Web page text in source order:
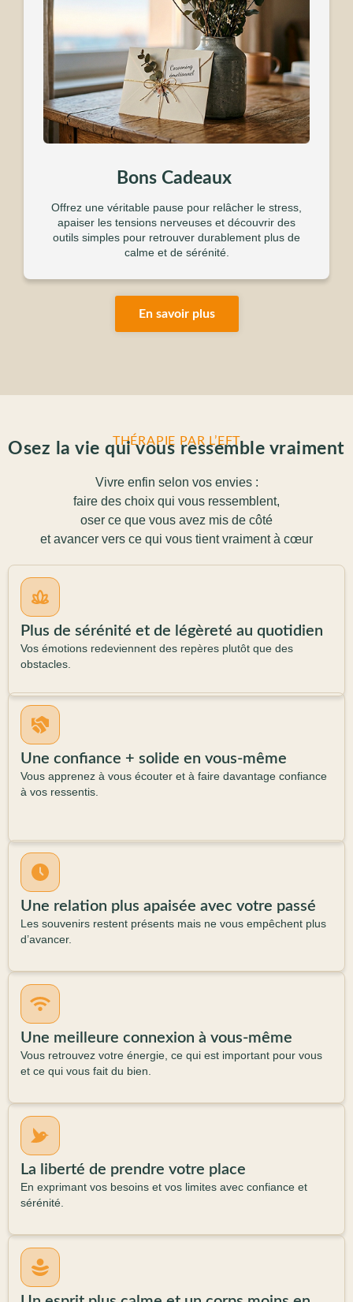
Bons Cadeaux
Offrez une véritable pause pour relâcher le stress,
apaiser les tensions nerveuses et découvrir des
outils simples pour retrouver durablement plus de
calme et de sérénité.
En savoir plus
THÉRAPIE PAR L’EFT
Osez la vie qui vous ressemble vraiment
Vivre enfin selon vos envies :
faire des choix qui vous ressemblent,
oser ce que vous avez mis de côté
et avancer vers ce qui vous tient vraiment à cœur
Plus de sérénité et de légèreté au quotidien
Vos émotions redeviennent des repères plutôt que des
obstacles.
Une confiance + solide en vous-même
Vous apprenez à vous écouter et à faire davantage confiance
à vos ressentis.
Une relation plus apaisée avec votre passé
Les souvenirs restent présents mais ne vous empêchent plus
d’avancer.
Une meilleure connexion à vous-même
Vous retrouvez votre énergie, ce qui est important pour vous
et ce qui vous fait du bien.
La liberté de prendre votre place
En exprimant vos besoins et vos limites avec confiance et
sérénité.